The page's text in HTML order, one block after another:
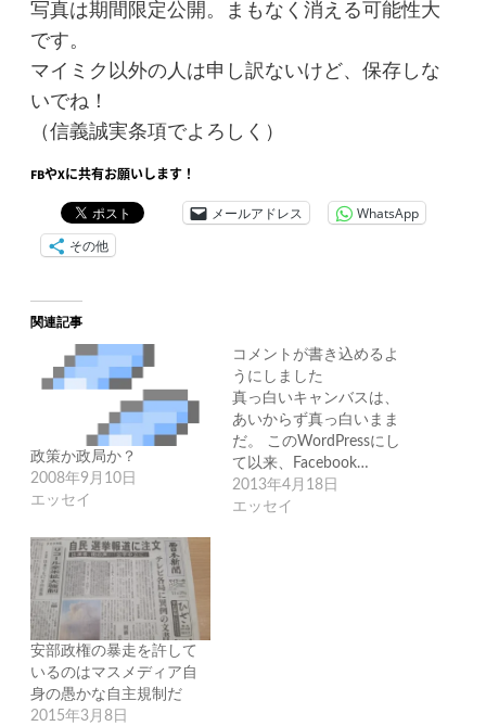
写真は期間限定公開。まもなく消える可能性大
です。
マイミク以外の人は申し訳ないけど、保存しな
いでね！
（信義誠実条項でよろしく）
FBやXに共有お願いします！
メールアドレス
WhatsApp
その他
関連記事
政策か政局か？
2008年9月10日
エッセイ
コメントが書き込めるよ
うにしました
真っ白いキャンバスは、
あいからず真っ白いまま
だ。 このWordPressにし
て以来、Facebook…
2013年4月18日
エッセイ
安部政権の暴走を許して
いるのはマスメディア自
身の愚かな自主規制だ
2015年3月8日